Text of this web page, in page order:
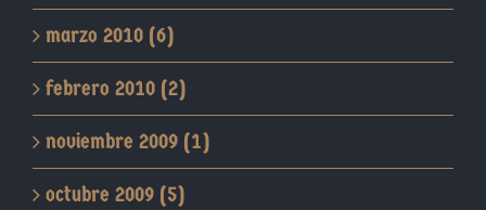
marzo 2010 (6)
febrero 2010 (2)
noviembre 2009 (1)
octubre 2009 (5)